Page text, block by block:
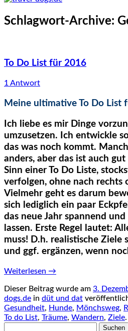
Schlagwort-Archive:
To Do List für 2016
1 Antwort
Meine ultimative To Do List
Ich liebe es mir Dinge
umzusetzen. Ich entwickle
das was noch kommt.
anders, aber das ist auch
Sinn einer To Do Liste,
verfolgen, ohne nach rechts
Vielmehr geht es darum
sich lediglich ein paar
das neue Jahr spannend
lassen. Erste Regel lautet:
muss! D.h. realistische Ziele
und ggf. ergänzen, wenn
Weiterlesen →
Dieser Beitrag wurde am 3.
dogs.de in düt und dat
Gesundheit, Hunde, Mönchsweg,
To do List, Träume, Wandern, Ziele.